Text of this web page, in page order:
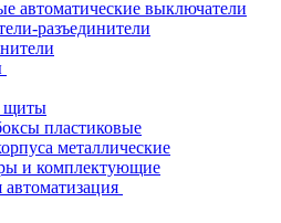
автоматические выключатели
разъединители
пластиковые
металлические
и комплектующие